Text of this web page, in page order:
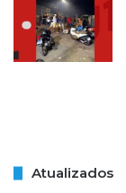
Atualizados